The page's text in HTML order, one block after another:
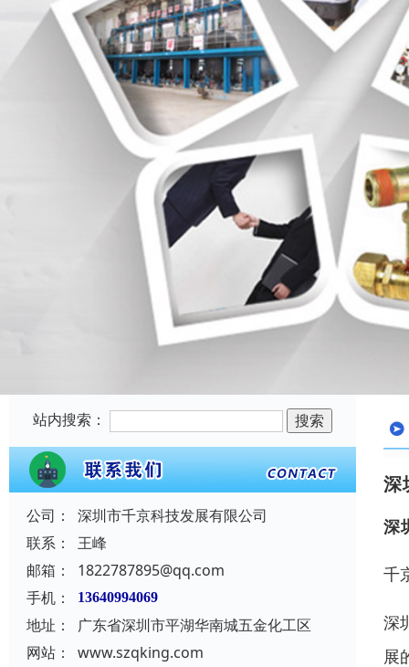
站内搜索：
公司：
深圳市千京科技发展有限公司
联系：
王峰
邮箱：
1822787895@qq.com
手机：
13640994069
地址：
广东省深圳市平湖华南城五金化工区
网站：
www.szqking.com
深
深
千
深
展